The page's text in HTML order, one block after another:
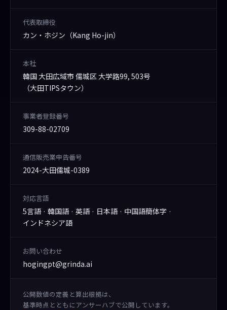
代表取締役
カン・ホジン（Kang Ho-jin）
本社
韓国 大田広域市 儒城区 大学路99, 503号
（大田TIPSタウン）
事業者登録番号
309-88-02709
通信販売業申告番号
2024-大田儒城-0389
対応言語
5言語 · 韓国語 · 英語 · 日本語 · 中国語簡体字 ·
インドネシア語
お問い合わせ
hogingpt@grinda.ai
公開数値の定義と算出根拠は、
基準時点とともにアンサーハブで公開しています。